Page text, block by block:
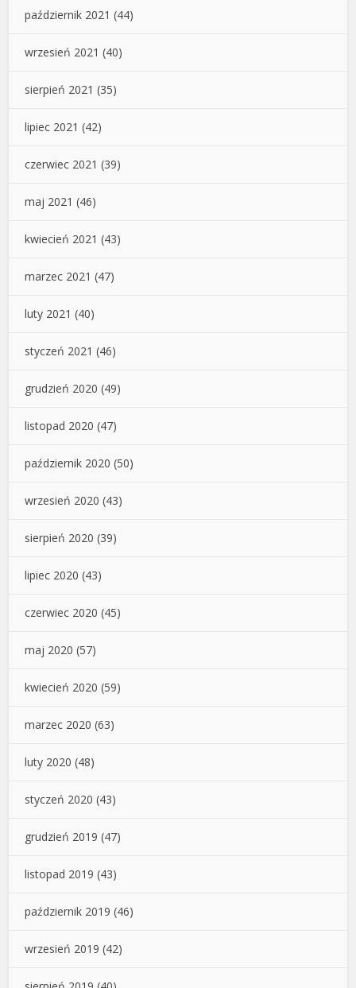
październik 2021 (44)
wrzesień 2021 (40)
sierpień 2021 (35)
lipiec 2021 (42)
czerwiec 2021 (39)
maj 2021 (46)
kwiecień 2021 (43)
marzec 2021 (47)
luty 2021 (40)
styczeń 2021 (46)
grudzień 2020 (49)
listopad 2020 (47)
październik 2020 (50)
wrzesień 2020 (43)
sierpień 2020 (39)
lipiec 2020 (43)
czerwiec 2020 (45)
maj 2020 (57)
kwiecień 2020 (59)
marzec 2020 (63)
luty 2020 (48)
styczeń 2020 (43)
grudzień 2019 (47)
listopad 2019 (43)
październik 2019 (46)
wrzesień 2019 (42)